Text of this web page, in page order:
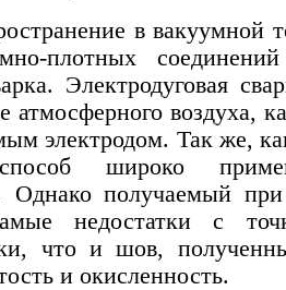
в вакуумной
плотных
Электродуговая
атмосферного воздуха,
электродом. Так же,
широко
Однако получаемый
недостатки с
что и шов,
и окисленность.